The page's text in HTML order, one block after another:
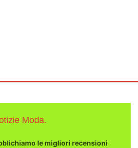
Moda.
le migliori recensioni